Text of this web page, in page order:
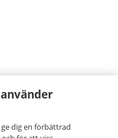
dig en förbättrad